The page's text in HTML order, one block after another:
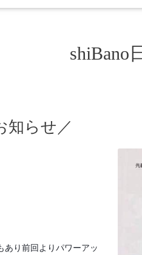
shiBano
知らせ／
あり前回よりパワーアッ